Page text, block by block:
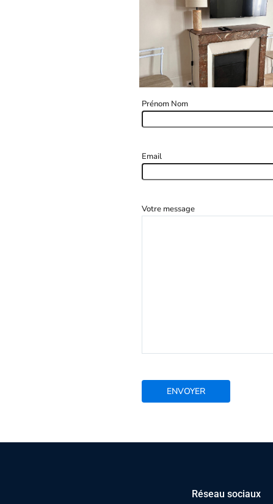
Prénom Nom
Email
Votre message
Réseau sociaux